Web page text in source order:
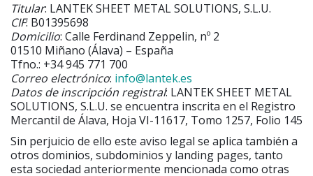
Titular: LANTEK SHEET METAL SOLUTIONS, S.L.U.
CIF: B01395698
Domicilio: Calle Ferdinand Zeppelin, nº 2
01510 Miñano (Álava) – España
Tfno.: +34 945 771 700
Correo electrónico: info@lantek.es
Datos de inscripción registral: LANTEK SHEET METAL
SOLUTIONS, S.L.U. se encuentra inscrita en el Registro
Mercantil de Álava, Hoja VI-11617, Tomo 1257, Folio 145
Sin perjuicio de ello este aviso legal se aplica también a
otros dominios, subdominios y landing pages, tanto
esta sociedad anteriormente mencionada como otras